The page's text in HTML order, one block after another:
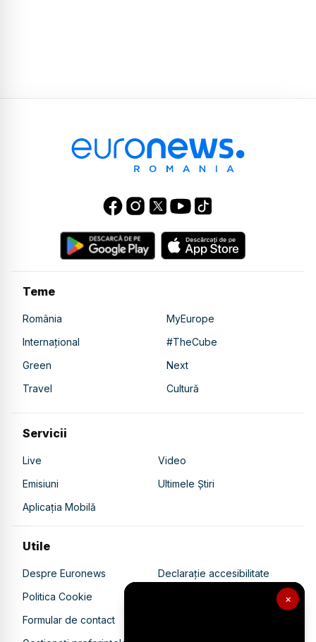
×
Teme
România
MyEurope
Internațional
#TheCube
Green
Next
Travel
Cultură
Servicii
Live
Video
Emisiuni
Ultimele Știri
Aplicația Mobilă
Utile
Despre Euronews
Declarație accesibilitate
Politica Cookie
Politica de confidențialitate
Formular de contact